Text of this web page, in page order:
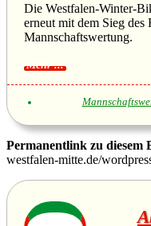
Die Westfalen-Winter-
erneut mit dem Sieg des
Mannschaftswertung.
Permanentlink zu diesem
westfalen-mitte.de/